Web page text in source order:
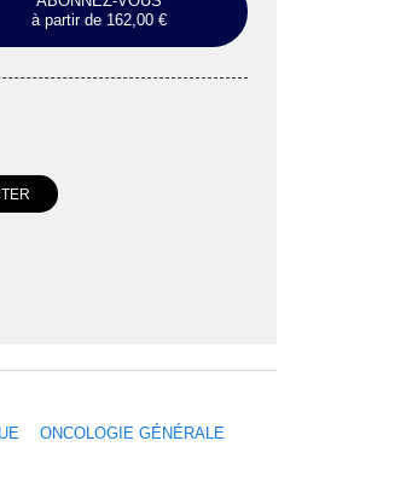
à partir de 162,00 €
ONCOLOGIE GÉNÉRALE